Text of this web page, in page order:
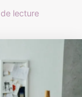
lecture